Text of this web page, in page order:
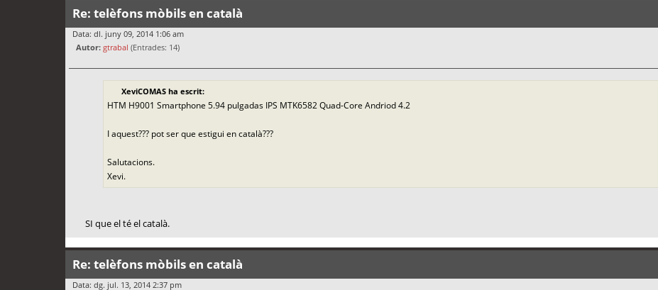
Re: telèfons mòbils en català
Data: dl. juny 09, 2014 1:06 am
Autor: gtrabal (Entrades: 14)
XeviCOMAS ha escrit:
HTM H9001 Smartphone 5.94 pulgadas IPS MTK6582 Quad-Core Andriod 4.2
I aquest??? pot ser que estigui en català???
Salutacions.
Xevi.
SI que el té el català.
Re: telèfons mòbils en català
Data: dg. jul. 13, 2014 2:37 pm